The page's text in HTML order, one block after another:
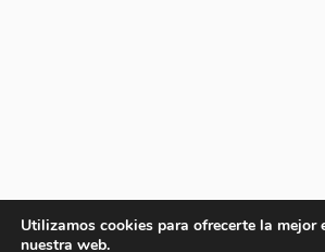
Utilizamos cookies para ofrecerte la mejor
nuestra web.